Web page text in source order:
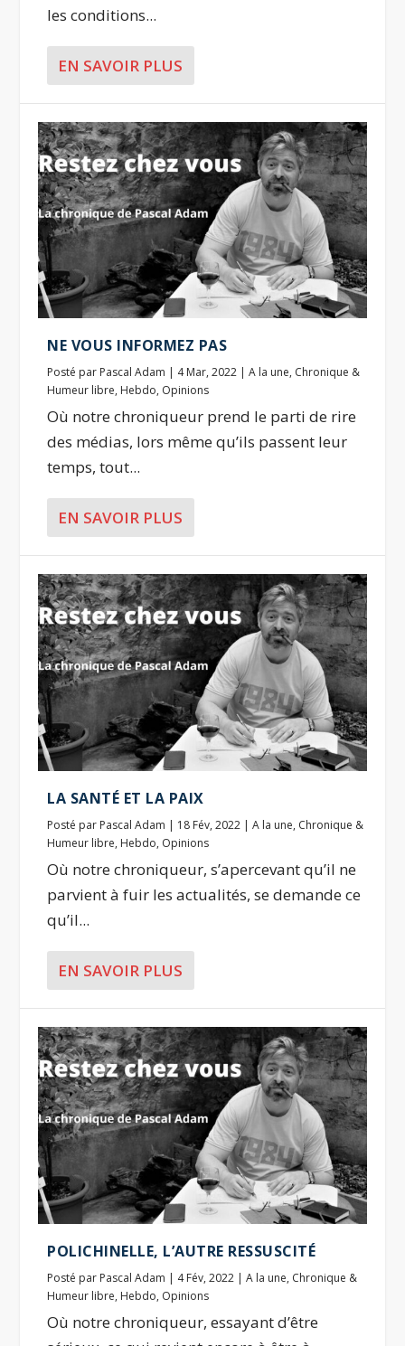
les conditions...
EN SAVOIR PLUS
NE VOUS INFORMEZ PAS
Posté par Pascal Adam | 4 Mar, 2022 |A la une, Chronique &
Humeur libre, Hebdo, Opinions
Où notre chroniqueur prend le parti de rire
des médias, lors même qu’ils passent leur
temps, tout...
EN SAVOIR PLUS
LA SANTÉ ET LA PAIX
Posté par Pascal Adam | 18 Fév, 2022 |A la une, Chronique &
Humeur libre, Hebdo, Opinions
Où notre chroniqueur, s’apercevant qu’il ne
parvient à fuir les actualités, se demande ce
qu’il...
EN SAVOIR PLUS
POLICHINELLE, L’AUTRE RESSUSCITÉ
Posté par Pascal Adam | 4 Fév, 2022 |A la une, Chronique &
Humeur libre, Hebdo, Opinions
Où notre chroniqueur, essayant d’être